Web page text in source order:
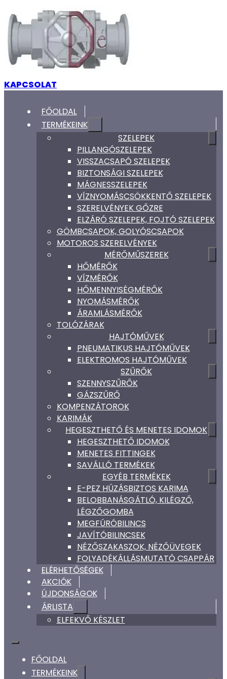
KAPCSOLAT
FŐOLDAL
TERMÉKEINK
SZELEPEK
PILLANGÓSZELEPEK
VISSZACSAPÓ SZELEPEK
BIZTONSÁGI SZELEPEK
MÁGNESSZELEPEK
VÍZNYOMÁSCSÖKKENTŐ SZELEPEK
SZERELVÉNYEK GŐZRE
ELZÁRÓ SZELEPEK, FOJTÓ SZELEPEK
GÖMBCSAPOK, GOLYÓSCSAPOK
MOTOROS SZERELVÉNYEK
MÉRŐMŰSZEREK
HŐMÉRŐK
VÍZMÉRŐK
HŐMENNYISÉGMÉRŐK
NYOMÁSMÉRŐK
ÁRAMLÁSMÉRŐK
TOLÓZÁRAK
HAJTÓMŰVEK
PNEUMATIKUS HAJTÓMŰVEK
ELEKTROMOS HAJTÓMŰVEK
SZŰRŐK
SZENNYSZŰRŐK
GÁZSZŰRŐ
KOMPENZÁTOROK
KARIMÁK
HEGESZTHETŐ ÉS MENETES IDOMOK
HEGESZTHETŐ IDOMOK
MENETES FITTINGEK
SAVÁLLÓ TERMÉKEK
EGYÉB TERMÉKEK
E-PEZ HÚZÁSBIZTOS KARIMA
BELOBBANÁSGÁTLÓ, KILÉGZŐ,
LÉGZŐGOMBA
MEGFÚRÓBILINCS
JAVÍTÓBILINCSEK
NÉZŐSZAKASZOK, NÉZŐÜVEGEK
FOLYADÉKÁLLÁSMUTATÓ CSAPPÁR
ELÉRHETŐSÉGEK
AKCIÓK
ÚJDONSÁGOK
ÁRLISTA
ELFEKVŐ KÉSZLET
FŐOLDAL
TERMÉKEINK